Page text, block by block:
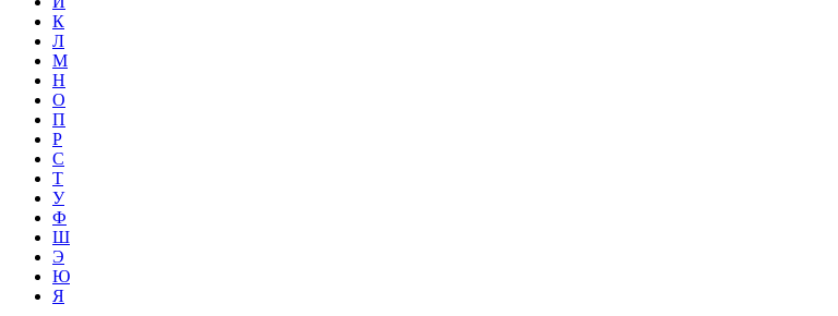
К
Л
М
Н
О
П
Р
С
Т
У
Ф
Ш
Э
Ю
Я